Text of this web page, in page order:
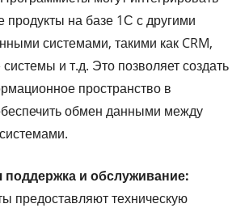
продукты на базе 1С с другими
системами, такими как CRM,
системы и т.д. Это позволяет создать
пространство в
обмен данными между
поддержка и обслуживание:
предоставляют техническую